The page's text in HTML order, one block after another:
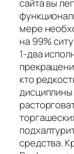
сайта вы
мере
на 99%
1-два
кто
средства.